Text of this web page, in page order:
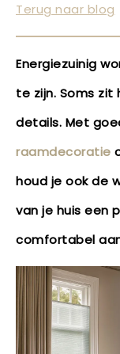
Terug naar blog
Energiezuinig
te zijn. Soms
details. Met
raamdecoratie
houd je ook de
van je huis een
comfortabel